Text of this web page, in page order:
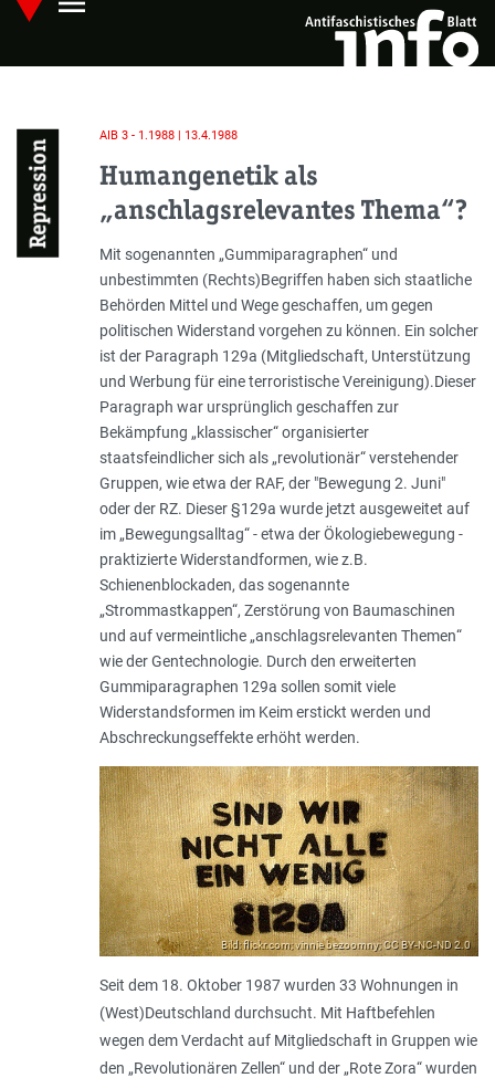
Skip
main
Hauptmenü öffnen
Repression
AIB 3 - 1.1988 | 13.4.1988
Humangenetik als
„anschlagsrelevantes Thema“?
Einleitung
Mit sogenannten „Gummiparagraphen“ und
unbestimmten (Rechts)Begriffen haben sich staatliche
Behörden Mittel und Wege geschaffen, um gegen
politischen Widerstand vorgehen zu können. Ein solcher
ist der Paragraph 129a (Mitgliedschaft, Unterstützung
und Werbung für eine terroristische Vereinigung).Dieser
Paragraph war ursprünglich geschaffen zur
Bekämpfung „klassischer“ organisierter
staatsfeindlicher sich als „revolutionär“ verstehender
Gruppen, wie etwa der RAF, der "Bewegung 2. Juni"
oder der RZ. Dieser §129a wurde jetzt ausgeweitet auf
im „Bewegungsalltag“ - etwa der Ökologiebewegung -
praktizierte Widerstandformen, wie z.B.
Schienenblockaden, das sogenannte
„Strommastkappen“, Zerstörung von Baumaschinen
und auf vermeintliche „anschlagsrelevanten Themen“
wie der Gentechnologie. Durch den erweiterten
Gummiparagraphen 129a sollen somit viele
Widerstandsformen im Keim erstickt werden und
Abschreckungseffekte erhöht werden.
Bild: flickr.com; vinnie bezoomny; CC BY-NC-ND 2.0
Seit dem 18. Oktober 1987 wurden 33 Wohnungen in
(West)Deutschland durchsucht. Mit Haftbefehlen
wegen dem Verdacht auf Mitgliedschaft in Gruppen wie
den „Revolutionären Zellen“ und der „Rote Zora“ wurden